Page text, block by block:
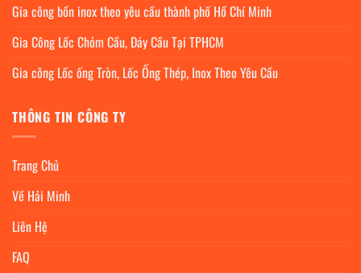
Gia công bồn inox theo yêu cầu thành phố Hồ Chí Minh
Gia Công Lốc Chỏm Cầu, Đáy Cầu Tại TPHCM
Gia công Lốc ống Tròn, Lốc Ống Thép, Inox Theo Yêu Cầu
THÔNG TIN CÔNG TY
Trang Chủ
Về Hải Minh
Liên Hệ
FAQ